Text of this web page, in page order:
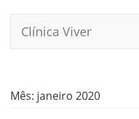
Pular
para
o
conteúdo
Clínica Viver
Mês: janeiro 2020